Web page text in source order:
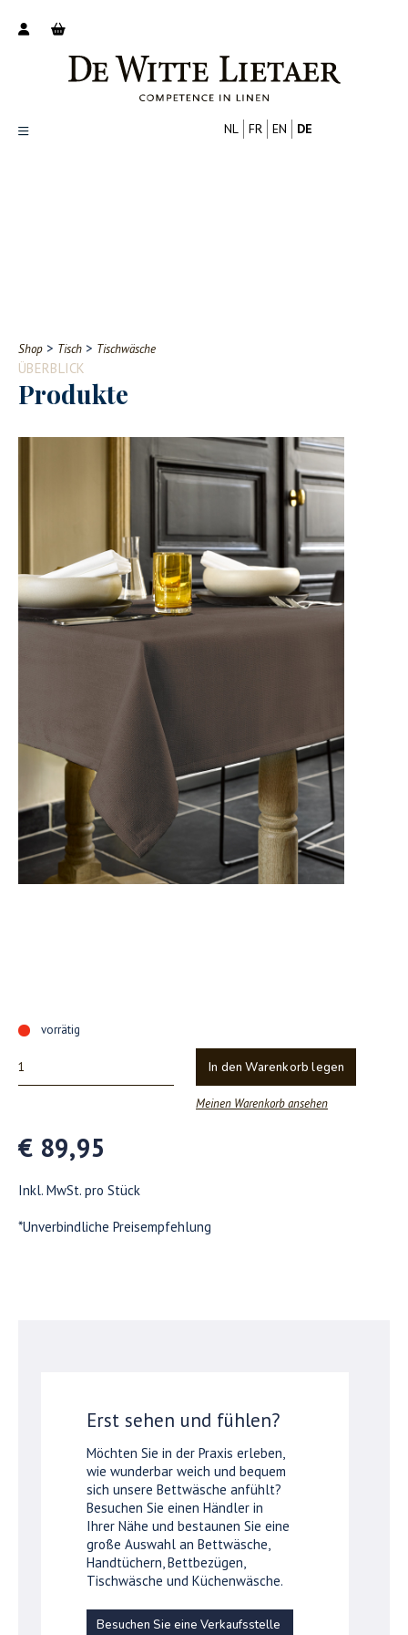
Contact
NL FR EN DE
Shop > Tisch > Tischwäsche
ÜBERBLICK
Produkte
vorrätig
In den Warenkorb legen
Meinen Warenkorb ansehen
€ 89,95
Inkl. MwSt. pro Stück
*Unverbindliche Preisempfehlung
Erst sehen und fühlen?
Möchten Sie in der Praxis erleben,
wie wunderbar weich und bequem
sich unsere Bettwäsche anfühlt?
Besuchen Sie einen Händler in
Ihrer Nähe und bestaunen Sie eine
große Auswahl an Bettwäsche,
Handtüchern, Bettbezügen,
Tischwäsche und Küchenwäsche.
Besuchen Sie eine Verkaufsstelle